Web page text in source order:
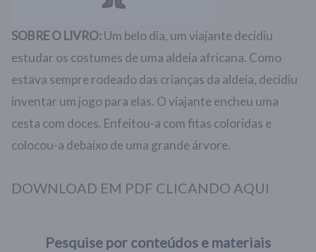
SOBRE O LIVRO:Um belo dia, um viajante decidiu
estudar os costumes de uma aldeia africana. Como
estava sempre rodeado das crianças da aldeia, decidiu
inventar um jogo para elas. O viajante encheu uma
cesta com doces. Enfeitou-a com fitas coloridas e
colocou-a debaixo de uma grande árvore.
DOWNLOAD EM PDF CLICANDO AQUI
Pesquise por conteúdos e materiais